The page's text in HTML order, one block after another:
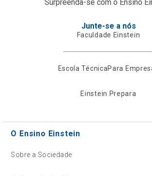
Surpreenda-se com o Ensino
Junte-se a nós
Faculdade Einstein
Escola TécnicaPara
Einstein Prepara
O Ensino Einstein
Sobre a Sociedade